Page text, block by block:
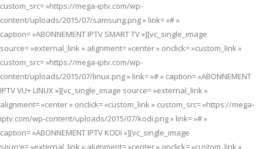
custom_src= »https://mega-iptv.com/wp-
content/uploads/2015/07/samsung.png » link= »# »
caption= »ABONNEMENT IPTV SMART TV »][vc_single_image
source= »external_link » alignment= »center » onclick= »custom_link »
custom_src= »https://mega-iptv.com/wp-
content/uploads/2015/07/linux.png » link= »# » caption= »ABONNEMENT
IPTV VU+ LINUX »][vc_single_image source= »external_link »
alignment= »center » onclick= »custom_link » custom_src= »https://mega-
iptv.com/wp-content/uploads/2015/07/kodi.png » link= »# »
caption= »ABONNEMENT IPTV KODI »][vc_single_image
source= »external_link » alignment= »center » onclick= »custom_link »